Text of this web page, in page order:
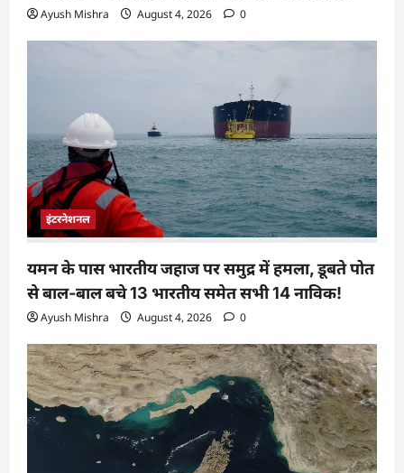
Ayush Mishra August 4, 2026 0
इंटरनेशनल
यमन के पास भारतीय जहाज पर समुद्र में हमला, डूबते पोत
से बाल-बाल बचे 13 भारतीय समेत सभी 14 नाविक!
Ayush Mishra August 4, 2026 0